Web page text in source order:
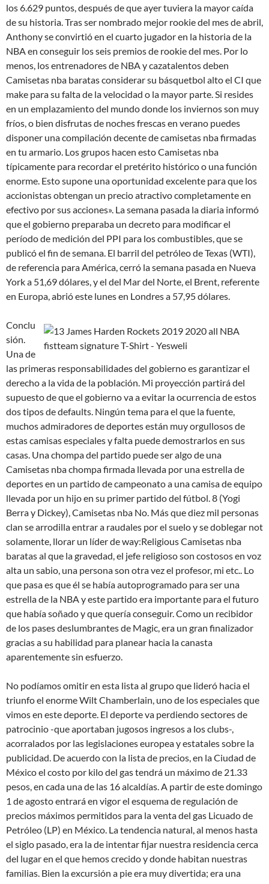
los 6.629 puntos, después de que ayer tuviera la mayor caída
de su historia. Tras ser nombrado mejor rookie del mes de abril,
Anthony se convirtió en el cuarto jugador en la historia de la
NBA en conseguir los seis premios de rookie del mes. Por lo
menos, los entrenadores de NBA y cazatalentos deben
Camisetas nba baratas considerar su básquetbol alto el CI que
make para su falta de la velocidad o la mayor parte. Si resides
en un emplazamiento del mundo donde los inviernos son muy
fríos, o bien disfrutas de noches frescas en verano puedes
disponer una compilación decente de camisetas nba firmadas
en tu armario. Los grupos hacen esto Camisetas nba
típicamente para recordar el pretérito histórico o una función
enorme. Esto supone una oportunidad excelente para que los
accionistas obtengan un precio atractivo completamente en
efectivo por sus acciones». La semana pasada la diaria informó
que el gobierno preparaba un decreto para modificar el
período de medición del PPI para los combustibles, que se
publicó el fin de semana. El barril del petróleo de Texas (WTI),
de referencia para América, cerró la semana pasada en Nueva
York a 51,69 dólares, y el del Mar del Norte, el Brent, referente
en Europa, abrió este lunes en Londres a 57,95 dólares.
Conclu
sión.
Una de
las primeras responsabilidades del gobierno es garantizar el
derecho a la vida de la población. Mi proyección partirá del
supuesto de que el gobierno va a evitar la ocurrencia de estos
dos tipos de defaults. Ningún tema para el que la fuente,
muchos admiradores de deportes están muy orgullosos de
estas camisas especiales y falta puede demostrarlos en sus
casas. Una chompa del partido puede ser algo de una
Camisetas nba chompa firmada llevada por una estrella de
deportes en un partido de campeonato a una camisa de equipo
llevada por un hijo en su primer partido del fútbol. 8 (Yogi
Berra y Dickey), Camisetas nba No. Más que diez mil personas
clan se arrodilla entrar a raudales por el suelo y se doblegar not
solamente, llorar un líder de way:Religious Camisetas nba
baratas al que la gravedad, el jefe religioso son costosos en voz
alta un sabio, una persona son otra vez el profesor, mi etc.. Lo
que pasa es que él se había autoprogramado para ser una
estrella de la NBA y este partido era importante para el futuro
que había soñado y que quería conseguir. Como un recibidor
de los pases deslumbrantes de Magic, era un gran finalizador
gracias a su habilidad para planear hacia la canasta
aparentemente sin esfuerzo.
No podíamos omitir en esta lista al grupo que lideró hacia el
triunfo el enorme Wilt Chamberlain, uno de los especiales que
vimos en este deporte. El deporte va perdiendo sectores de
patrocinio -que aportaban jugosos ingresos a los clubs-,
acorralados por las legislaciones europea y estatales sobre la
publicidad. De acuerdo con la lista de precios, en la Ciudad de
México el costo por kilo del gas tendrá un máximo de 21.33
pesos, en cada una de las 16 alcaldías. A partir de este domingo
1 de agosto entrará en vigor el esquema de regulación de
precios máximos permitidos para la venta del gas Licuado de
Petróleo (LP) en México. La tendencia natural, al menos hasta
el siglo pasado, era la de intentar fijar nuestra residencia cerca
del lugar en el que hemos crecido y donde habitan nuestras
familias. Bien la excursión a pie era muy divertida; era una